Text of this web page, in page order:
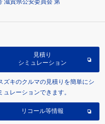
滋賀県公安委員会 第
見積り
シミュレーション
ズキのクルマの見積りを簡単にシ
ュレーションできます。
リコール等情報